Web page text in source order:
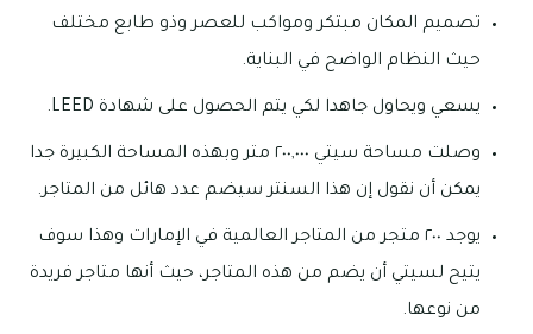
تصميم المكان مبتكر ومواكب للعصر وذو طابع مختلف
حيث النظام الواضح في البناية.
يسعي ويحاول جاهدا لكي يتم الحصول على شهادة LEED.
وصلت مساحة سيتي ٢٠٠,٠٠٠ متر وبهذه المساحة الكبيرة جدا
يمكن أن نقول إن هذا السنتر سيضم عدد هائل من المتاجر.
يوجد ٢٠٠ متجر من المتاجر العالمية في الإمارات وهذا سوف
يتيح لسيتي أن يضم من هذه المتاجر، حيث أنها متاجر فريدة
من نوعها.